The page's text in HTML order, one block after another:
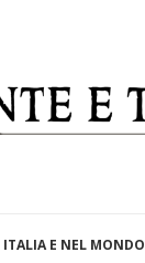
ITALIA E NEL MONDO